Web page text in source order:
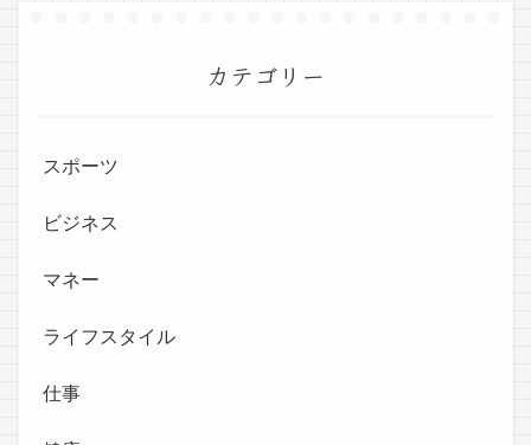
カテゴリー
スポーツ
ビジネス
マネー
ライフスタイル
仕事